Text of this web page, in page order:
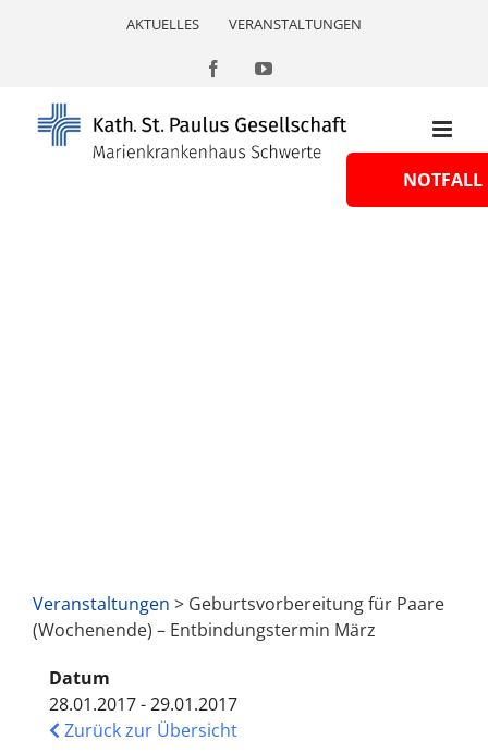
AKTUELLES VERANSTALTUNGEN
FacebookYouTube
Veranstaltungen > Geburtsvorbereitung für Paare
(Wochenende) – Entbindungstermin März
Datum
28.01.2017 - 29.01.2017
Zurück zur Übersicht
NOTFALL